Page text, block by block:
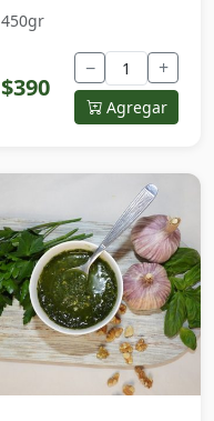
450gr
$390
− +
Agregar